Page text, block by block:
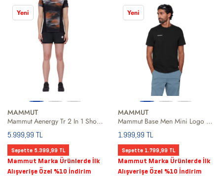
Yeni
MAMMUT
Mammut Aenergy Tr 2 In 1 Shorts Women Kadın Siyah Şort
5.999,99 TL
Sepette 5.399,99 TL
Mammut Marka Ürünlerde İlk
Alışverişe Özel %10 İndirim
Yeni
MAMMUT
Mammut Base Men Mini Logo Erkek Siyah Tişört
1.999,99 TL
Sepette 1.799,99 TL
Mammut Marka Ürünlerde İlk
Alışverişe Özel %10 İndirim